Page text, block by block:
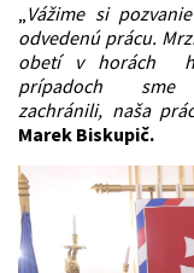
„Vážime si
odvedenú prácu.
obetí v horách
prípadoch sme
zachránili, naša
Marek Biskupič.